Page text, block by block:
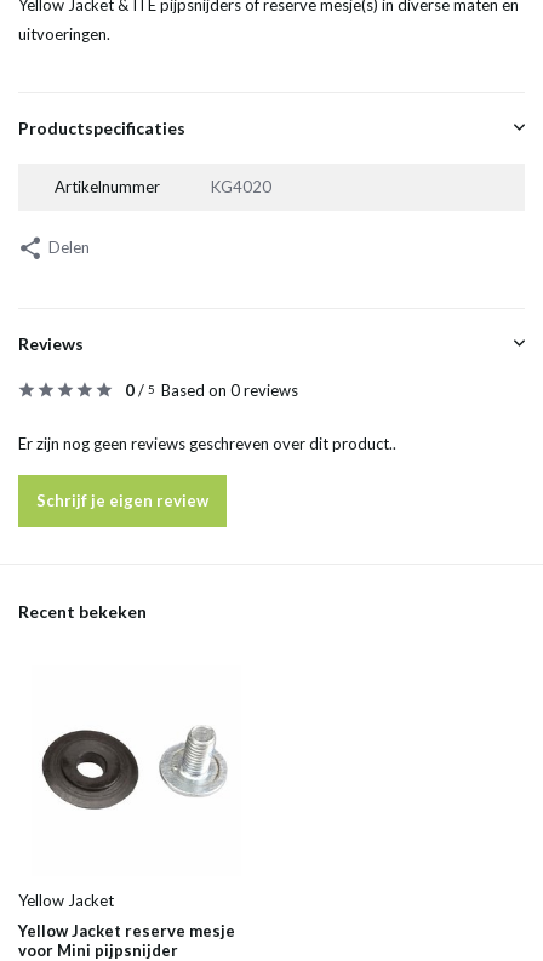
Yellow Jacket & ITE pijpsnijders of reserve mesje(s) in diverse maten en
uitvoeringen.
Productspecificaties
Artikelnummer KG4020
Delen
Reviews
0/ 5 Based on 0 reviews
Er zijn nog geen reviews geschreven over dit product..
Schrijf je eigen review
Recent bekeken
Yellow Jacket
Yellow Jacket reserve mesje
voor Mini pijpsnijder